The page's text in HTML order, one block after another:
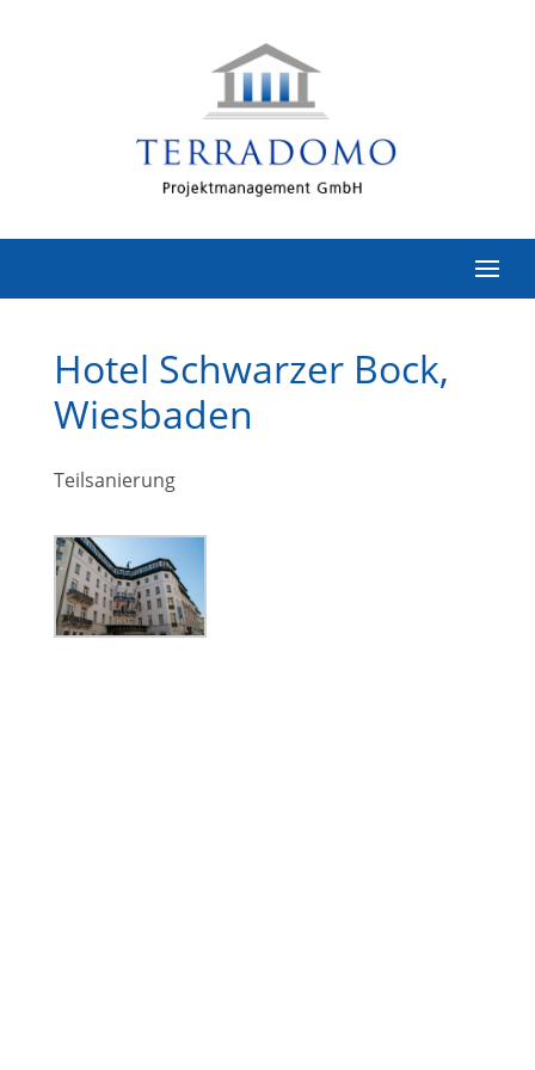
Hotel Schwarzer Bock,
Wiesbaden
Teilsanierung